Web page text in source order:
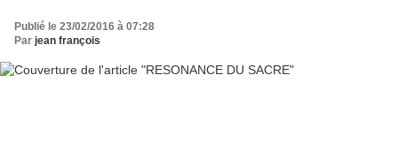
Publié le 23/02/2016 à 07:28
Par jean françois